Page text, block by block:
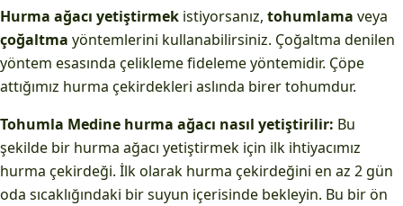
Hurma ağacı yetiştirmek istiyorsanız, tohumlama veya
çoğaltma yöntemlerini kullanabilirsiniz. Çoğaltma denilen
yöntem esasında çelikleme fideleme yöntemidir. Çöpe
attığımız hurma çekirdekleri aslında birer tohumdur.
Tohumla Medine hurma ağacı nasıl yetiştirilir: Bu
şekilde bir hurma ağacı yetiştirmek için ilk ihtiyacımız
hurma çekirdeği. İlk olarak hurma çekirdeğini en az 2 gün
oda sıcaklığındaki bir suyun içerisinde bekleyin. Bu bir ön